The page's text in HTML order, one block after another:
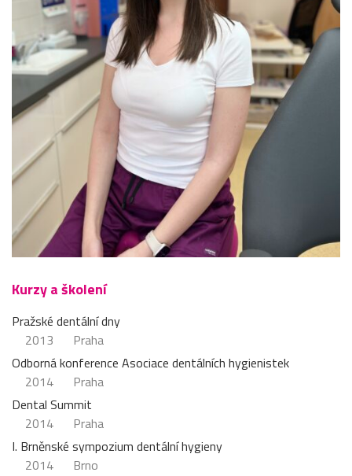
Kurzy a školení
Pražské dentální dny
2013
Praha
Odborná konference Asociace dentálních hygienistek
2014
Praha
Dental Summit
2014
Praha
I. Brněnské sympozium dentální hygieny
2014
Brno